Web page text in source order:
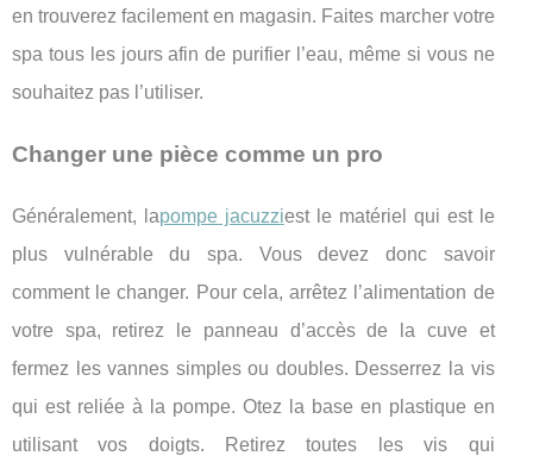
en trouverez facilement en magasin. Faites marcher votre
spa tous les jours afin de purifier l’eau, même si vous ne
souhaitez pas l’utiliser.
Changer une pièce comme un pro
Généralement, lapompe jacuzziest le matériel qui est le
plus vulnérable du spa. Vous devez donc savoir
comment le changer. Pour cela, arrêtez l’alimentation de
votre spa, retirez le panneau d’accès de la cuve et
fermez les vannes simples ou doubles. Desserrez la vis
qui est reliée à la pompe. Otez la base en plastique en
utilisant vos doigts. Retirez toutes les vis qui